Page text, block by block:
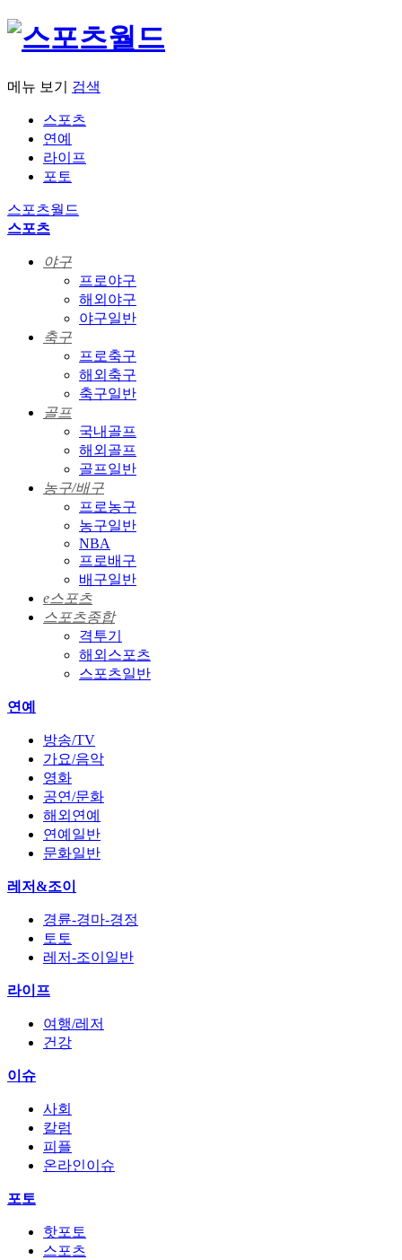
메뉴 보기 검색
스포츠
연예
라이프
포토
스포츠월드
스포츠
야구
프로야구
해외야구
야구일반
축구
프로축구
해외축구
축구일반
골프
국내골프
해외골프
골프일반
농구/배구
프로농구
농구일반
NBA
프로배구
배구일반
e스포츠
스포츠종합
격투기
해외스포츠
스포츠일반
연예
방송/TV
가요/음악
영화
공연/문화
해외연예
연예일반
문화일반
레저&조이
경륜-경마-경정
토토
레저-조이일반
라이프
여행/레저
건강
이슈
사회
칼럼
피플
온라인이슈
포토
핫포토
스포츠